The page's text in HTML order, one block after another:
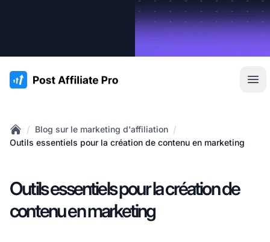
:site.title
Home
/ Blog sur le marketing d'affiliation /
Outils essentiels pour la création de contenu en marketing
Outils essentiels pour la création de
contenu en marketing